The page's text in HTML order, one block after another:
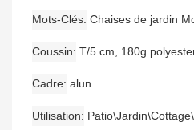
Mots-Clés Chaises de jardin
Coussin T/5 cm, 180g
Cadre alun
Utilisation